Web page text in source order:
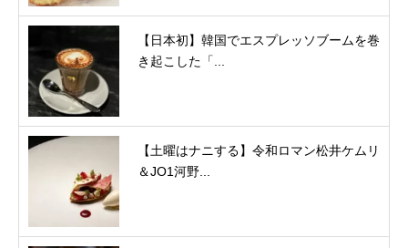
【日本初】韓国でエスプレッソブームを巻
き起こした「...
【土曜はナニする】令和ロマン松井ケムリ
＆JO1河野...